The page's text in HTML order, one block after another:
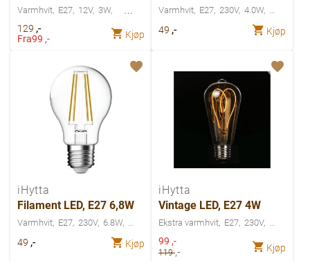
Varmhvit E27 12V 3W
129 ,-
Fra99 ,- Kjøp
Varmhvit E27 230V 4.0W
49 ,- Kjøp
iHytta
Filament LED, E27 6,8W
Varmhvit E27 230V 6.8W
49 ,- Kjøp
iHytta
Vintage LED, E27 4W
Ekstra varmhvit E27 230V
Spesialpris
99 ,-
119,- Kjøp